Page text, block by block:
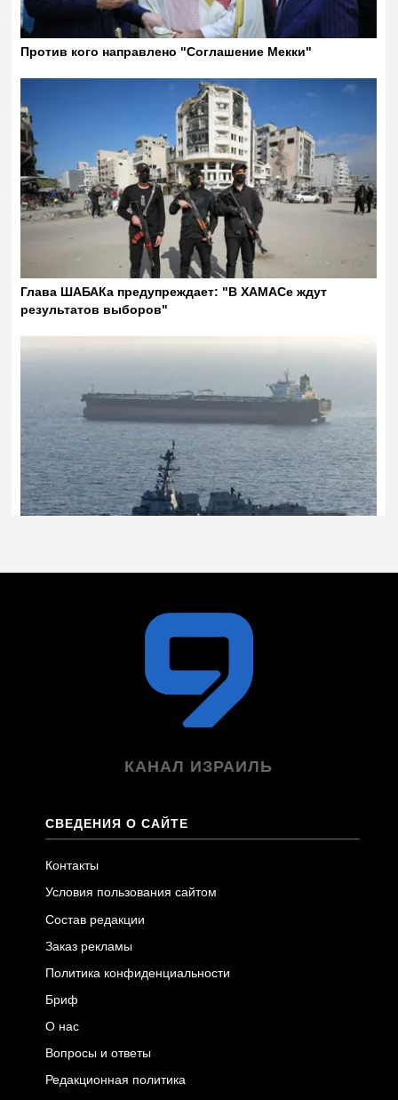
КАНАЛ ИЗРАИЛЬ
СВЕДЕНИЯ О САЙТЕ
Контакты
Условия пользования сайтом
Состав редакции
Заказ рекламы
Политика конфиденциальности
Бриф
О нас
Вопросы и ответы
Редакционная политика